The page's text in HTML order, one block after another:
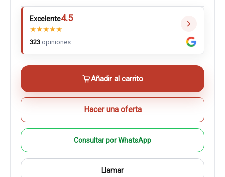
Excelente4.5
★★★★★
323 opiniones
Añadir al carrito
Hacer una oferta
Consultar por WhatsApp
Llamar